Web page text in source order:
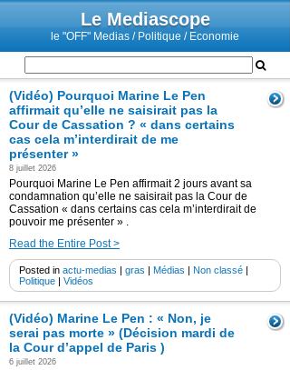
Le Mediascope
le "OFF" Medias / Politique / Economie
(Vidéo) Pourquoi Marine Le Pen
affirmait qu’elle ne saisirait pas la
Cour de Cassation ? « dans certains
cas cela m’interdirait de me
présenter »
8 juillet 2026
Pourquoi Marine Le Pen affirmait 2 jours avant sa
condamnation qu’elle ne saisirait pas la Cour de
Cassation « dans certains cas cela m’interdirait de
pouvoir me présenter » .
Read the Entire Post >
Posted in actu-medias | gras | Médias | Non classé |
Politique | Vidéos
(Vidéo) Marine Le Pen : « Non, je
serai pas morte » (Décision mardi de
la Cour d’appel de Paris )
6 juillet 2026